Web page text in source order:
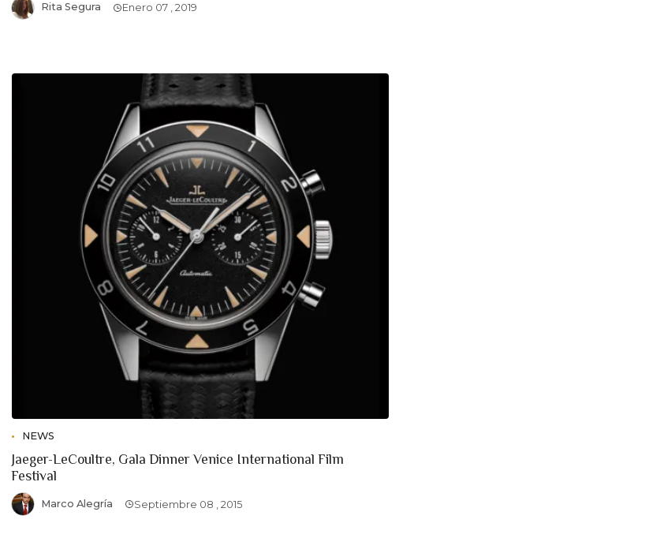
Rita Segura Enero 07 , 2019
NEWS
Jaeger-LeCoultre, Gala Dinner Venice International Film
Festival
Marco Alegría Septiembre 08 , 2015